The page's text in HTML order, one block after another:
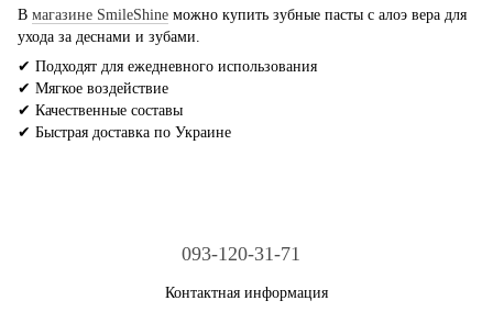
В магазине SmileShine можно купить зубные пасты с алоэ вера для
ухода за деснами и зубами.
✔ Подходят для ежедневного использования
✔ Мягкое воздействие
✔ Качественные составы
✔ Быстрая доставка по Украине
093-120-31-71
Контактная информация